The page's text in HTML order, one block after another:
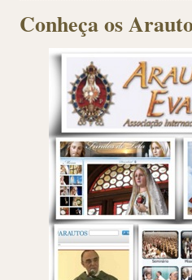
Conheça os